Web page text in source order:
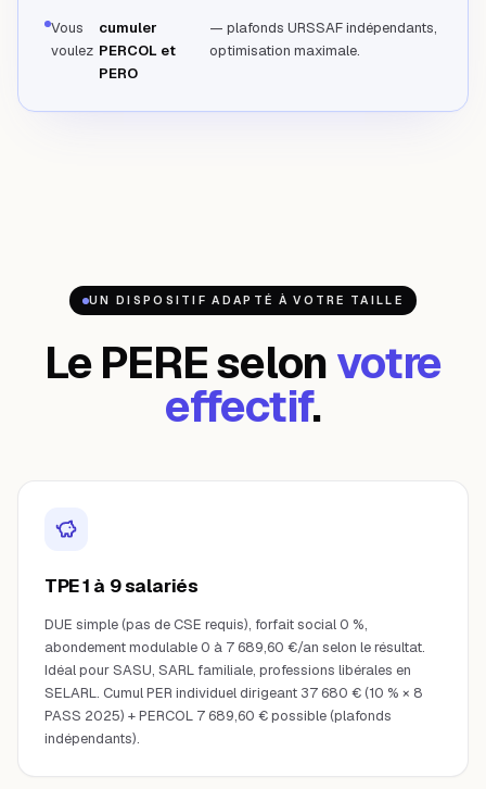
Vous
voulez
cumuler
PERCOL et
PERO
— plafonds URSSAF indépendants,
optimisation maximale.
UN DISPOSITIF ADAPTÉ À VOTRE TAILLE
Le PERE selonvotre
effectif.
TPE 1 à 9 salariés
DUE simple (pas de CSE requis), forfait social 0 %,
abondement modulable 0 à 7 689,60 €/an selon le résultat.
Idéal pour SASU, SARL familiale, professions libérales en
SELARL. Cumul PER individuel dirigeant 37 680 € (10 % × 8
PASS 2025) + PERCOL 7 689,60 € possible (plafonds
indépendants).